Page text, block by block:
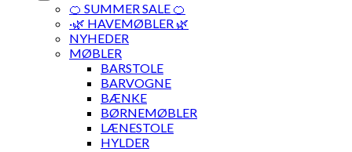
🍊 SUMMER SALE 🍊
·🌿 HAVEMØBLER 🌿
NYHEDER
MØBLER
BARSTOLE
BARVOGNE
BÆNKE
BØRNEMØBLER
LÆNESTOLE
HYLDER